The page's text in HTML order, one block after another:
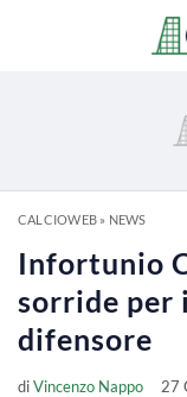
CALCIOWEB» NEWS
Infortunio
sorride per
difensore
diVincenzo Nappo 27